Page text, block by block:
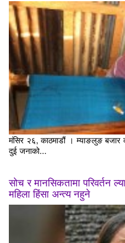
मंसिर २६, काठमाडौं । म्याङलुङ बजार
दुई जनाको...
सोच र मानसिकतामा परिवर्तन
महिला हिंसा अन्त्य नहुने